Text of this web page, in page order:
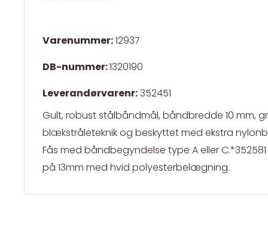
Varenummer:12937
DB-nummer:1320190
Leverandørvarenr:352451
Gult, robust stålbåndmål, båndbredde 10 mm,
blækstråleteknik og beskyttet med ekstra
Fås med båndbegyndelse type A eller
på 13mm med hvid polyesterbelægning.